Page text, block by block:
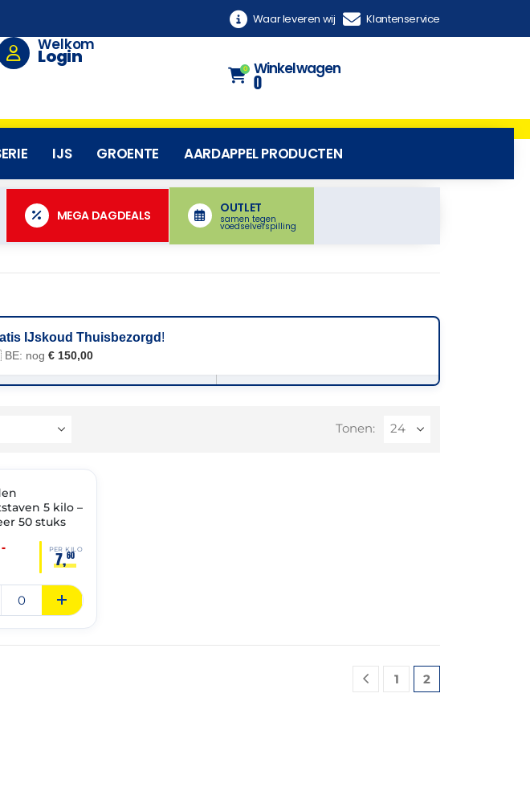
Waar leveren wij Klantenservice
Welkom
Login
0 Winkelwagen
0
IJS GROENTE AARDAPPEL PRODUCTEN
MEGA DAGDEALS
OUTLET
samen tegen
voedselverspilling
IJskoud Thuisbezorgd !
nog € 150,00
Tonen:
5 kilo –
50 stuks
– PER KILO
7,60
1 2